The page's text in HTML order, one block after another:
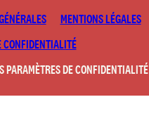
MENTIONS LÉGALES
CONFIDENTIALITÉ
PARAMÈTRES DE CONFIDENTIALITÉ